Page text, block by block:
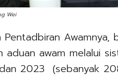
Wei
Awamnya,
aduan awam melalui
2023 (sebanyak